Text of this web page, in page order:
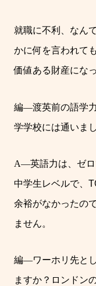
就職に不利、なん
かに何を言われて
価値ある財産にな
編―渡英前の語学
学学校には通いま
A―英語力は、ゼ
中学生レベルで、
余裕がなかったの
ません。
編―ワーホリ先と
ますか？ロンドン